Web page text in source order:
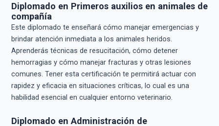
Diplomado en Primeros auxilios en animales de
compañía
Este diplomado te enseñará cómo manejar emergencias y
brindar atención inmediata a los animales heridos.
Aprenderás técnicas de resucitación, cómo detener
hemorragias y cómo manejar fracturas y otras lesiones
comunes. Tener esta certificación te permitirá actuar con
rapidez y eficacia en situaciones críticas, lo cual es una
habilidad esencial en cualquier entorno veterinario.
Diplomado en Administración de